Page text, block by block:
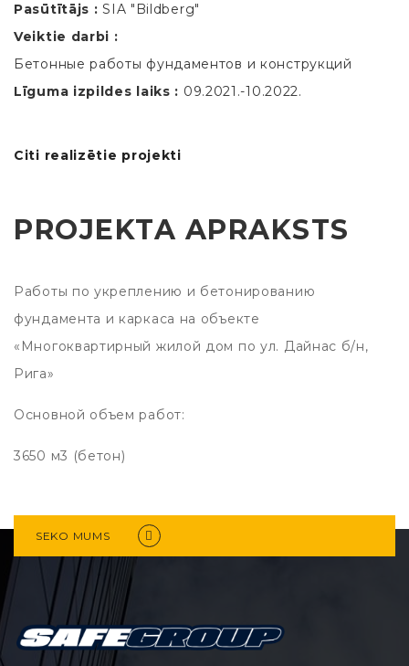
Pasūtītājs : SIA "Bildberg"
Veiktie darbi :
Бетонные работы фундаментов и конструкций
Līguma izpildes laiks : 09.2021.-10.2022.
Citi realizētie projekti
PROJEKTA APRAKSTS
Работы по укреплению и бетонированию
фундамента и каркаса на объекте
«Многоквартирный жилой дом по ул. Дайнас б/н,
Рига»
Основной объем работ:
3650 м3 (бетон)
SEKO MUMS